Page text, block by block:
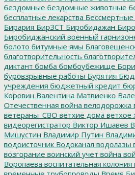
бездомные бездомные животные
бесплатные лекарства Бессмертные
Бирария БирЗСТ Биробидажан
Биробиджанский военный
болото битумные ямы
благотворительность
диктант бомба бомбоубежище
буровзрывные работы Бурятия
учреждения бюджетный кредит
Коровин Валентина Матвиенко
Отечественная война велодорожка
ветераны_СВО ветхие дома ветхое
видеорегистратор Виктор Ишавев
Мишустин Владимир Путин
водоисточник Водоканал водолазы
возгорание воинский учет война
Воропаева воспитательная колония